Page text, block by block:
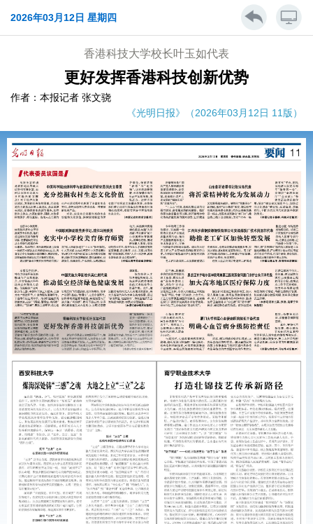
2026年03月12日 星期四
香港科技大学校长叶玉如代表
更好发挥香港科技创新优势
作者：本报记者 张文骁
《光明日报》（2026年03月12日 11版）